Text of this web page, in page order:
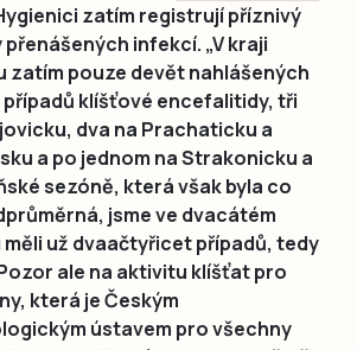
Hygienici zatím registrují příznivý
infekcí. „V kraji
zatím pouze devět nahlášených
klíšťové encefalitidy, tři
dva na Prachaticku a
a po jednom na Strakonicku a
sezóně, která však byla co
jsme ve dvacátém
už dvaačtyřicet případů, tedy
ale na aktivitu klíšťat pro
která je Českým
ústavem pro všechny